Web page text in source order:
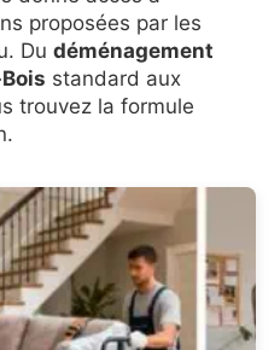
proposées par les
Du déménagement
standard aux
trouvez la formule